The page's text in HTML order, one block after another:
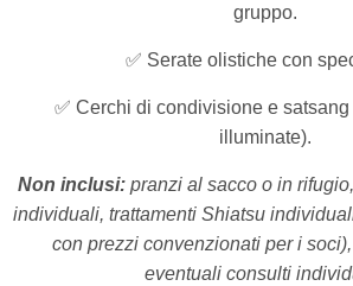
gruppo.
✅ Serate olistiche con
✅ Cerchi di condivisione e
illuminate).
Non inclusi:pranzi al sacco o in
individuali, trattamenti Shiatsu
con prezzi convenzionati per i
eventuali consulti